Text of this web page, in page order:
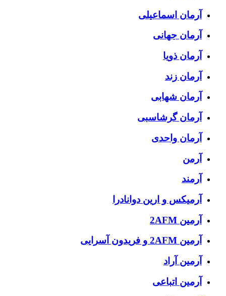
آرمان اسماعیلی
آرمان جهانی
آرمان ذویا
آرمان زند
آرمان شهابی
آرمان گرشاسبی
آرمان واحدی
آرمن
آرمند
آرمیکس و ارین دوانادرا
آرمین 2AFM
آرمین 2AFM و فریدون آسرایی
آرمین آراد
آرمین اتباعی